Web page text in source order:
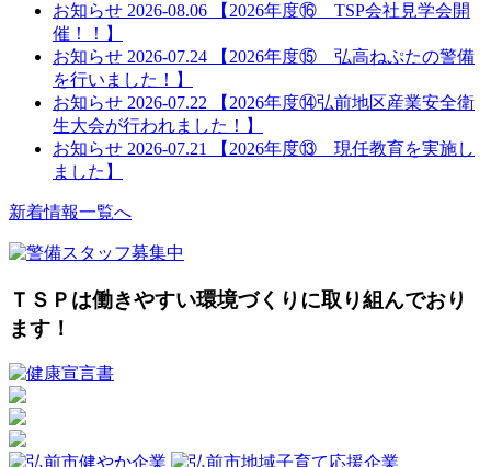
お知らせ 2026-08.06
【2026年度⑯ TSP会社見学会開
催！！】
お知らせ 2026-07.24
【2026年度⑮ 弘高ねぷたの警備
を行いました！】
お知らせ 2026-07.22
【2026年度⑭弘前地区産業安全衛
生大会が行われました！】
お知らせ 2026-07.21
【2026年度⑬ 現任教育を実施し
ました】
新着情報一覧へ
ＴＳＰは働きやすい環境づくりに取り組んでおり
ます！